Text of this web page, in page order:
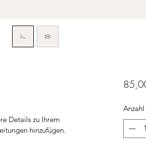
Details zu Ihrem
hinzufügen.
Anzahl